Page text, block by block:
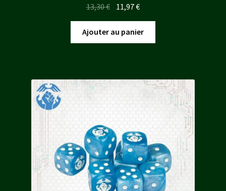
13,30€ Le
initial
était :
11,97€Le
actuel
est :
Ajouter au panier